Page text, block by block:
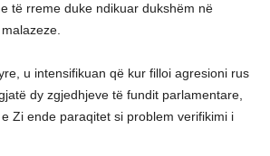
të rreme duke ndikuar dukshëm në
u intensifikuan që kur filloi agresioni rus
dy zgjedhjeve të fundit parlamentare,
Zi ende paraqitet si problem verifikimi i